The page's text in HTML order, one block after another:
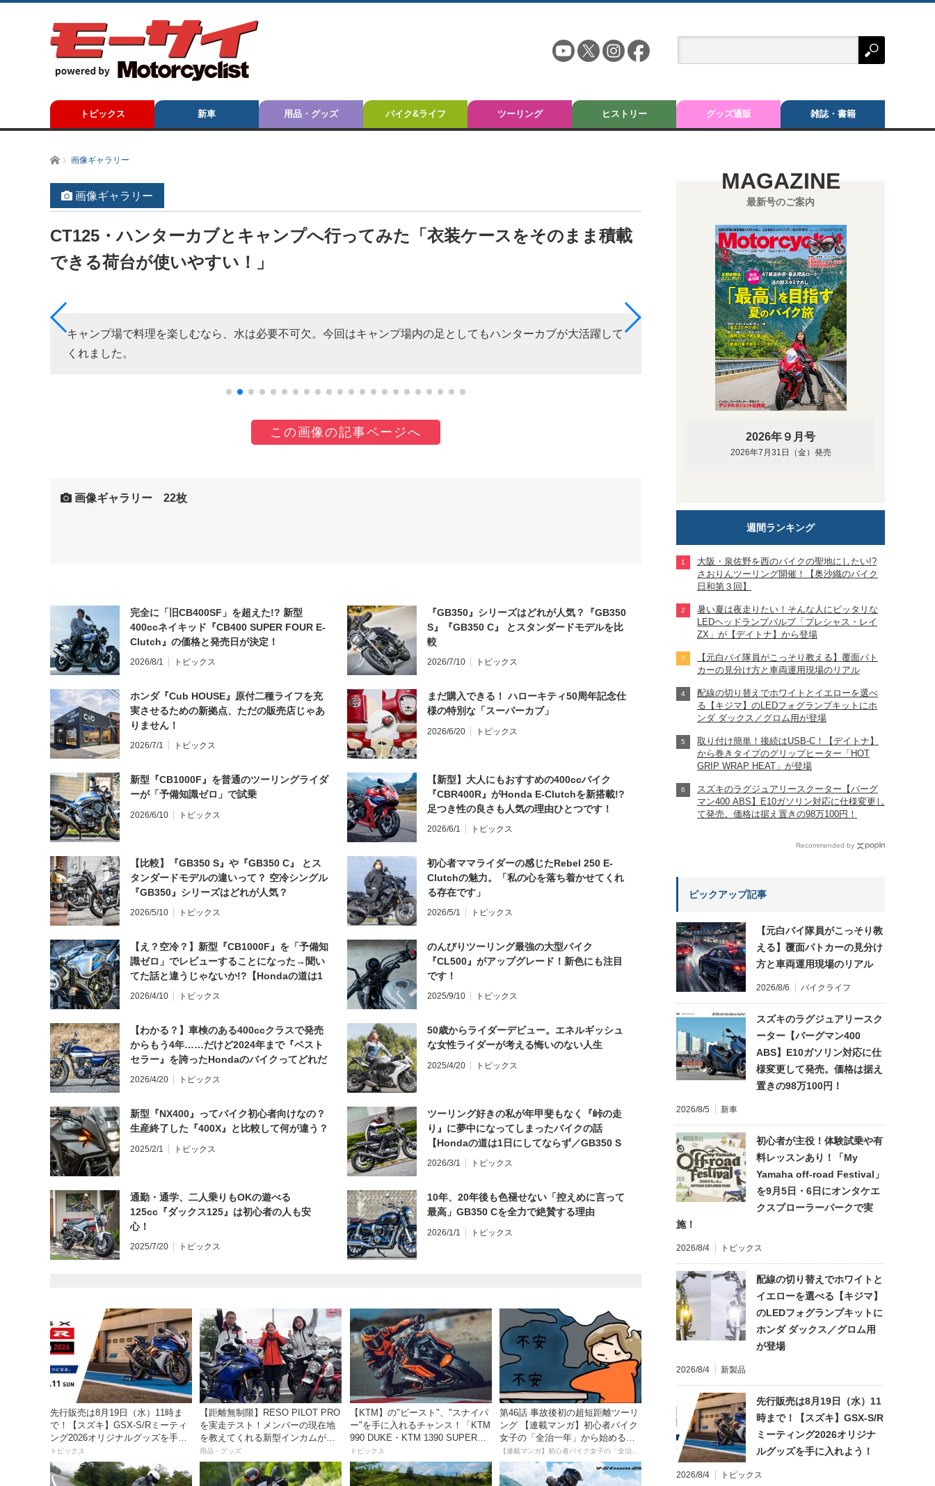
トピックス 新車 用品・グッズ バイク&ライフ ツーリング ヒストリー グッズ通販 雑誌・書籍
ホーム画像ギャラリー
画像ギャラリー
CT125・ハンターカブとキャンプへ行ってみた「衣装ケースをそのまま積載
できる荷台が使いやすい！」
キャンプ場で料理を楽しむなら、水は必要不可欠。今回はキャンプ場内の足としてもハンターカブが大活躍して
くれました。
千葉県君津市の「磯原フィッシングパーク」で釣りに
この画像の記事ページへ
画像ギャラリー 22枚
完全に「旧CB400SF」を超えた!? 新型
400ccネイキッド『CB400 SUPER FOUR E-
Clutch』の価格と発売日が決定！
2026/8/1 トピックス
『GB350』シリーズはどれが人気？『GB350
S』『GB350 C』 とスタンダードモデルを比
較
2026/7/10 トピックス
ホンダ『Cub HOUSE』原付二種ライフを充
実させるための新拠点、ただの販売店じゃあ
りません！
2026/7/1 トピックス
まだ購入できる！ ハローキティ50周年記念仕
様の特別な「スーパーカブ」
2026/6/20 トピックス
新型『CB1000F』を普通のツーリングライダ
ーが「予備知識ゼロ」で試乗
2026/6/10 トピックス
【新型】大人にもおすすめの400ccバイク
『CBR400R』がHonda E-Clutchを新搭載!?
足つき性の良さも人気の理由ひとつです！
2026/6/1 トピックス
【比較】『GB350 S』や『GB350 C』 とス
タンダードモデルの違いって？ 空冷シングル
『GB350』シリーズはどれが人気？
2026/5/10 トピックス
初心者ママライダーの感じたRebel 250 E-
Clutchの魅力。「私の心を落ち着かせてくれ
る存在です」
2026/5/1 トピックス
【え？空冷？】新型『CB1000F』を「予備知
識ゼロ」でレビューすることになった→聞い
てた話と違うじゃないか!?【Hondaの道は1
日にしてならず／CB1000F ①第一印象 編】
2026/4/10 トピックス
のんびりツーリング最強の大型バイク
『CL500』がアップグレード！新色にも注目
です！
2025/9/10 トピックス
【わかる？】車検のある400ccクラスで発売
からもう4年……だけど2024年まで『ベスト
セラー』を誇ったHondaのバイクってどれだ
と思う？
2026/4/20 トピックス
50歳からライダーデビュー。エネルギッシュ
な女性ライダーが考える悔いのない人生
2025/4/20 トピックス
新型『NX400』ってバイク初心者向けなの？
生産終了した『400X』と比較して何が違う？
2025/2/1 トピックス
ツーリング好きの私が年甲斐もなく『峠の走
り』に夢中になってしまったバイクの話
【Hondaの道は1日にしてならず／GB350 S
インプレ・レビュー 前編】
2026/3/1 トピックス
通勤・通学、二人乗りもOKの遊べる
125cc『ダックス125』は初心者の人も安
心！
2025/7/20 トピックス
10年、20年後も色褪せない「控えめに言って
最高」GB350 Cを全力で絶賛する理由
2026/1/1 トピックス
先行販売は8月19日（水）11時ま
で！【スズキ】GSX-S/Rミーティ
ング2026オリジナルグッズを手に
入れよう！
トピックス
【距離無制限】RESO PILOT PRO
を実走テスト！メンバーの現在地
を教えてくれる新型インカムがめ
っちゃ便利な３つの理由【動画付
き】
用品・グッズ
【KTM】の"ビースト"、"スナイパ
ー"を手に入れるチャンス！「KTM
990 DUKE・KTM 1390 SUPER
DUKE R EVO 購入サポートキャン
ペーン」
トピックス
第46話 事故後初の超短距離ツーリ
ング 【連載マンガ】初心者バイク
女子の「全治一年」から始める起
死回生日記
【連載マンガ】初心者バイク女子の「全治一年」から始める起死回生日記
MAGAZINE
最新号のご案内
2026年９月号
2026年7月31日（金）発売
週間ランキング
大阪・泉佐野を西のバイクの聖地にしたい!?
さおりんツーリング開催！【奥沙織のバイク
日和第３回】
暑い夏は夜走りたい！そんな人にピッタリな
LEDヘッドランプバルブ「プレシャス・レイ
ZX」が【デイトナ】から登場
【元白バイ隊員がこっそり教える】覆面パト
カーの見分け方と車両運用現場のリアル
配線の切り替えでホワイトとイエローを選べ
る【キジマ】のLEDフォグランプキットにホ
ンダ ダックス／グロム用が登場
取り付け簡単！接続はUSB-C！【デイトナ】
から巻きタイプのグリップヒーター「HOT
GRIP WRAP HEAT」が登場
スズキのラグジュアリースクーター【バーグ
マン400 ABS】E10ガソリン対応に仕様変更し
て発売。価格は据え置きの98万100円！
Recommended by
ピックアップ記事
【元白バイ隊員がこっそり教
える】覆面パトカーの見分け
方と車両運用現場のリアル
2026/8/6 バイクライフ
スズキのラグジュアリースク
ーター【バーグマン400
ABS】E10ガソリン対応に仕
様変更して発売。価格は据え
置きの98万100円！
2026/8/5 新車
初心者が主役！体験試乗や有
料レッスンあり！「My
Yamaha off-road Festival」
を9月5日・6日にオンタケエ
クスプローラーパークで実
施！
2026/8/4 トピックス
配線の切り替えでホワイトと
イエローを選べる【キジマ】
のLEDフォグランプキットに
ホンダ ダックス／グロム用
が登場
2026/8/4 新製品
先行販売は8月19日（水）11
時まで！【スズキ】GSX-S/R
ミーティング2026オリジナ
ルグッズを手に入れよう！
2026/8/4 トピックス